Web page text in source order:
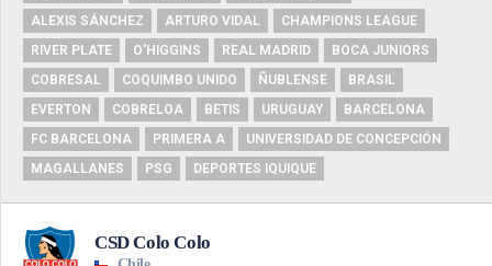
ALEXIS SÁNCHEZ
ARTURO VIDAL
CHAMPIONS LEAGUE
RIVER PLATE
O'HIGGINS REAL MADRID
BOCA JUNIORS
COBRESAL
COQUIMBO UNIDO ÑUBLENSE
BRASIL
EVERTON
COBRELOA BETIS URUGUAY
BARCELONA
FC BARCELONA
PRIMERA A
UNIVERSIDAD DE CONCEPCIÓN
MAGALLANES
PSG DEPORTES IQUIQUE